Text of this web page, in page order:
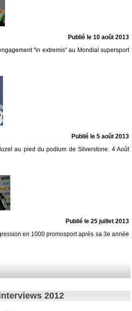
Publié le 10 août 2013
"in extremis" au Mondial supersport
Publié le 5 août 2013
au pied du podium de Silverstone. 4 Août
Publié le 25 juillet 2013
en 1000 promosport après sa 3e année
2012